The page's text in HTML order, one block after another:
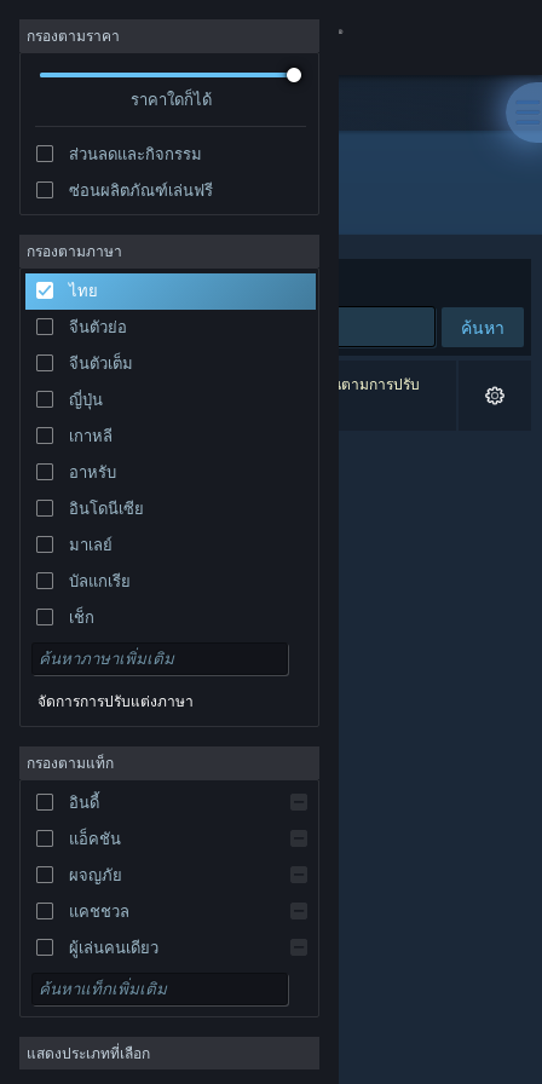
เข้าสู่ระบบ
ชุมชน
เกี่ยวกับ
ฝ่ายสนับสนุน
เปลี่ยนภาษา
รับแอป Steam แบบพกพา
ชมเว็บไซต์สำหรับเดสก์ท็อป
© Valve Corporation สงวนลิขสิทธิ์ เครื่องหมายการค้า
ทั้งหมดเป็นทรัพย์สินของเจ้าของที่เกี่ยวข้องในสหรัฐอเมริกา
และประเทศอื่นนโยบายความเป็นส่วนตัว|กฎหมาย
การคืนเงิน |
กรองตามราคา
ราคาใดก็ได้
ส่วนลดและกิจกรรม
ซ่อนผลิตภัณฑ์เล่นฟรี
กรองตามภาษา
ไทย
จีนตัวย่อ
จีนตัวเต็ม
ญี่ปุ่น
เกาหลี
อาหรับ
อินโดนีเซีย
มาเลย์
บัลแกเรีย
เช็ก
เดนมาร์ก
อังกฤษ
สเปน
สเปน-ลาตินอเมริกา
กรีก
จัดการการปรับแต่งภาษา
กรองตามแท็ก
อินดี้
แอ็คชัน
ผจญภัย
แคชชวล
ผู้เล่นคนเดียว
จำลองสถานการณ์
เกมสวมบทบาท
กลยุทธ์
แสดงประเภทที่เลือก
ผู้พัฒนา: Kayisoft
จัดเรียงตาม
ค้นหา
0 ผลลัพธ์ตรงกับที่คุณค้นหา 2 ผลิตภัณฑ์ได้ถูกละเว้นตามการปรับ
แต่งของคุณ